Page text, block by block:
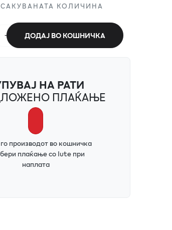
КОЛИЧИНА
ДОДАЈ ВО КОШНИЧКА
НА РАТИ
ПЛАЌАЊЕ
производот во кошничка
плаќање со Iute при
наплата